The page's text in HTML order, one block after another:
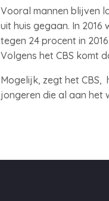
Vooral mannen blijven
uit huis gegaan. In
tegen 24 procent in
Volgens het CBS komt
Mogelijk, zegt het
jongeren die al aan het